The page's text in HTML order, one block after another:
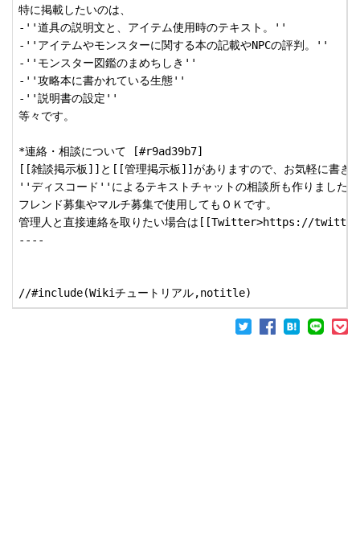
特に掲載したいのは、
-''道具の説明文と、アイテム使用時のテキスト。''
-''アイテムやモンスターに関する本の記載やNPCの評判。''
-''モンスター図鑑のまめちしき''
-''攻略本に書かれている生態''
-''説明書の設定''
等々です。
*連絡・相談について [#r9ad39b7]
[[雑談掲示板]]と[[管理掲示板]]がありますので、お気軽に書き
''ディスコード''によるテキストチャットの相談所も作りま
フレンド募集やマルチ募集で使用してもＯＫです。
管理人と直接連絡を取りたい場合は[[Twitter>https://
----